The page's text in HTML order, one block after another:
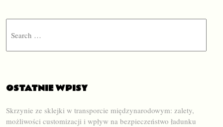
OSTATNIE WPISY
Skrzynie ze sklejki w transporcie międzynarodowym: zalety,
możliwości customizacji i wpływ na bezpieczeństwo ładunku